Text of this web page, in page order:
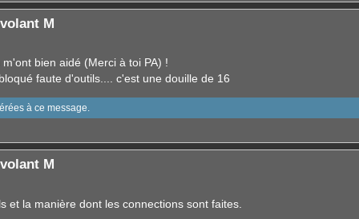
M
bien aidé (Merci à toi PA) !
faute d'outils.... c'est une douille de 16
à ce message.
M
et la manière dont les connections sont faites.